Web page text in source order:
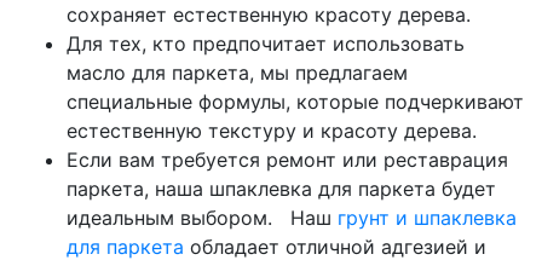
сохраняет естественную красоту дерева.
Для тех, кто предпочитает использовать
масло для паркета, мы предлагаем
специальные формулы, которые подчеркивают
естественную текстуру и красоту дерева.
Если вам требуется ремонт или реставрация
паркета, наша шпаклевка для паркета будет
идеальным выбором. Наш грунт и шпаклевка
для паркета обладает отличной адгезией и